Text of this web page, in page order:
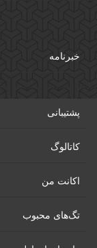
خبرنامه
پشتیبانی
کاتالوگ
اکانت من
تگ‌های محبوب